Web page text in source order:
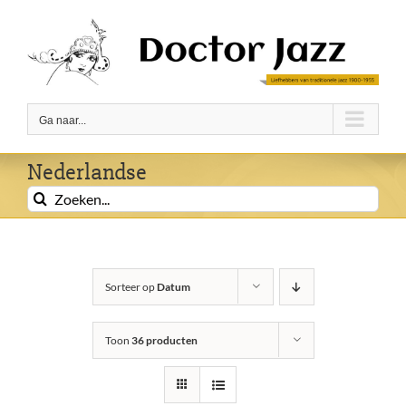
inhoud
Ga naar...
Nederlandse
Zoeken
naar:
Sorteer opDatum
Toon 36 producten